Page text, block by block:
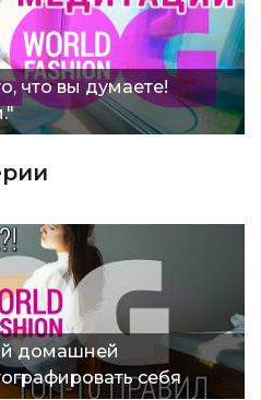
что вы думаете!
домашней
себя